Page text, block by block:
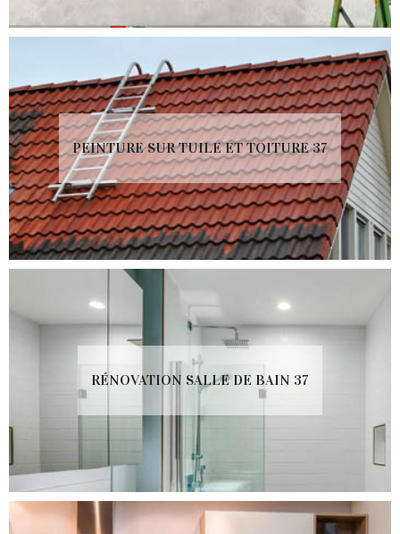
PEINTURE SUR TUILE ET TOITURE 37
RÉNOVATION SALLE DE BAIN 37